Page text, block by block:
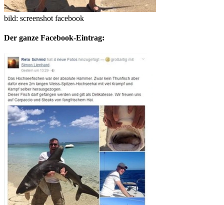
bild: screenshot facebook
Der ganze Facebook-Eintrag: